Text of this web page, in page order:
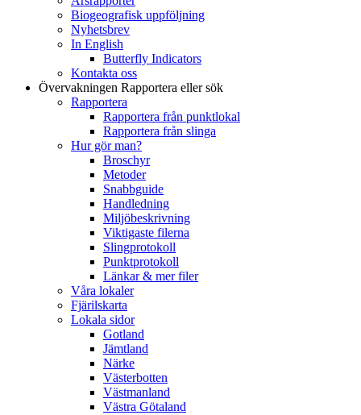
Biogeografisk uppföljning
Nyhetsbrev
In English
Butterfly Indicators
Kontakta oss
Övervakningen Rapportera eller sök
Rapportera
Rapportera från punktlokal
Rapportera från slinga
Hur gör man?
Broschyr
Metoder
Snabbguide
Handledning
Miljöbeskrivning
Viktigaste filerna
Slingprotokoll
Punktprotokoll
Länkar & mer filer
Våra lokaler
Fjärilskarta
Lokala sidor
Gotland
Jämtland
Närke
Västerbotten
Västmanland
Västra Götaland